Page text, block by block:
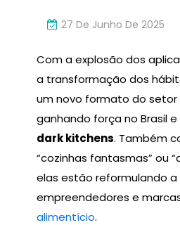
27 De Junho De 2025
Com a explosão dos
a transformação dos
um novo formato do
ganhando força no Brasil
dark kitchens. Também
“cozinhas fantasmas” ou
elas estão reformulando
empreendedores e
alimentício.